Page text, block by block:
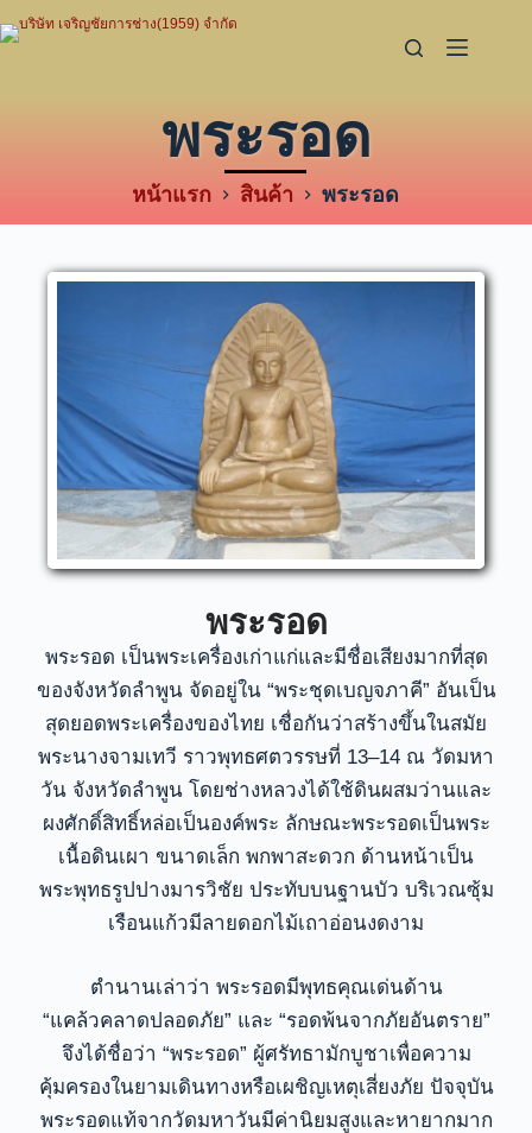
พระรอด
หน้าแรก สินค้า พระรอด
พระรอด
พระรอด เป็นพระเครื่องเก่าแก่และมีชื่อเสียงมากที่สุด
ของจังหวัดลำพูน จัดอยู่ใน “พระชุดเบญจภาคี” อันเป็น
สุดยอดพระเครื่องของไทย เชื่อกันว่าสร้างขึ้นในสมัย
พระนางจามเทวี ราวพุทธศตวรรษที่ 13–14 ณ วัดมหา
วัน จังหวัดลำพูน โดยช่างหลวงได้ใช้ดินผสมว่านและ
ผงศักดิ์สิทธิ์หล่อเป็นองค์พระ ลักษณะพระรอดเป็นพระ
เนื้อดินเผา ขนาดเล็ก พกพาสะดวก ด้านหน้าเป็น
พระพุทธรูปปางมารวิชัย ประทับบนฐานบัว บริเวณซุ้ม
เรือนแก้วมีลายดอกไม้เถาอ่อนงดงาม
ตำนานเล่าว่า พระรอดมีพุทธคุณเด่นด้าน
“แคล้วคลาดปลอดภัย” และ “รอดพ้นจากภัยอันตราย”
จึงได้ชื่อว่า “พระรอด” ผู้ศรัทธามักบูชาเพื่อความ
คุ้มครองในยามเดินทางหรือเผชิญเหตุเสี่ยงภัย ปัจจุบัน
พระรอดแท้จากวัดมหาวันมีค่านิยมสูงและหายากมาก